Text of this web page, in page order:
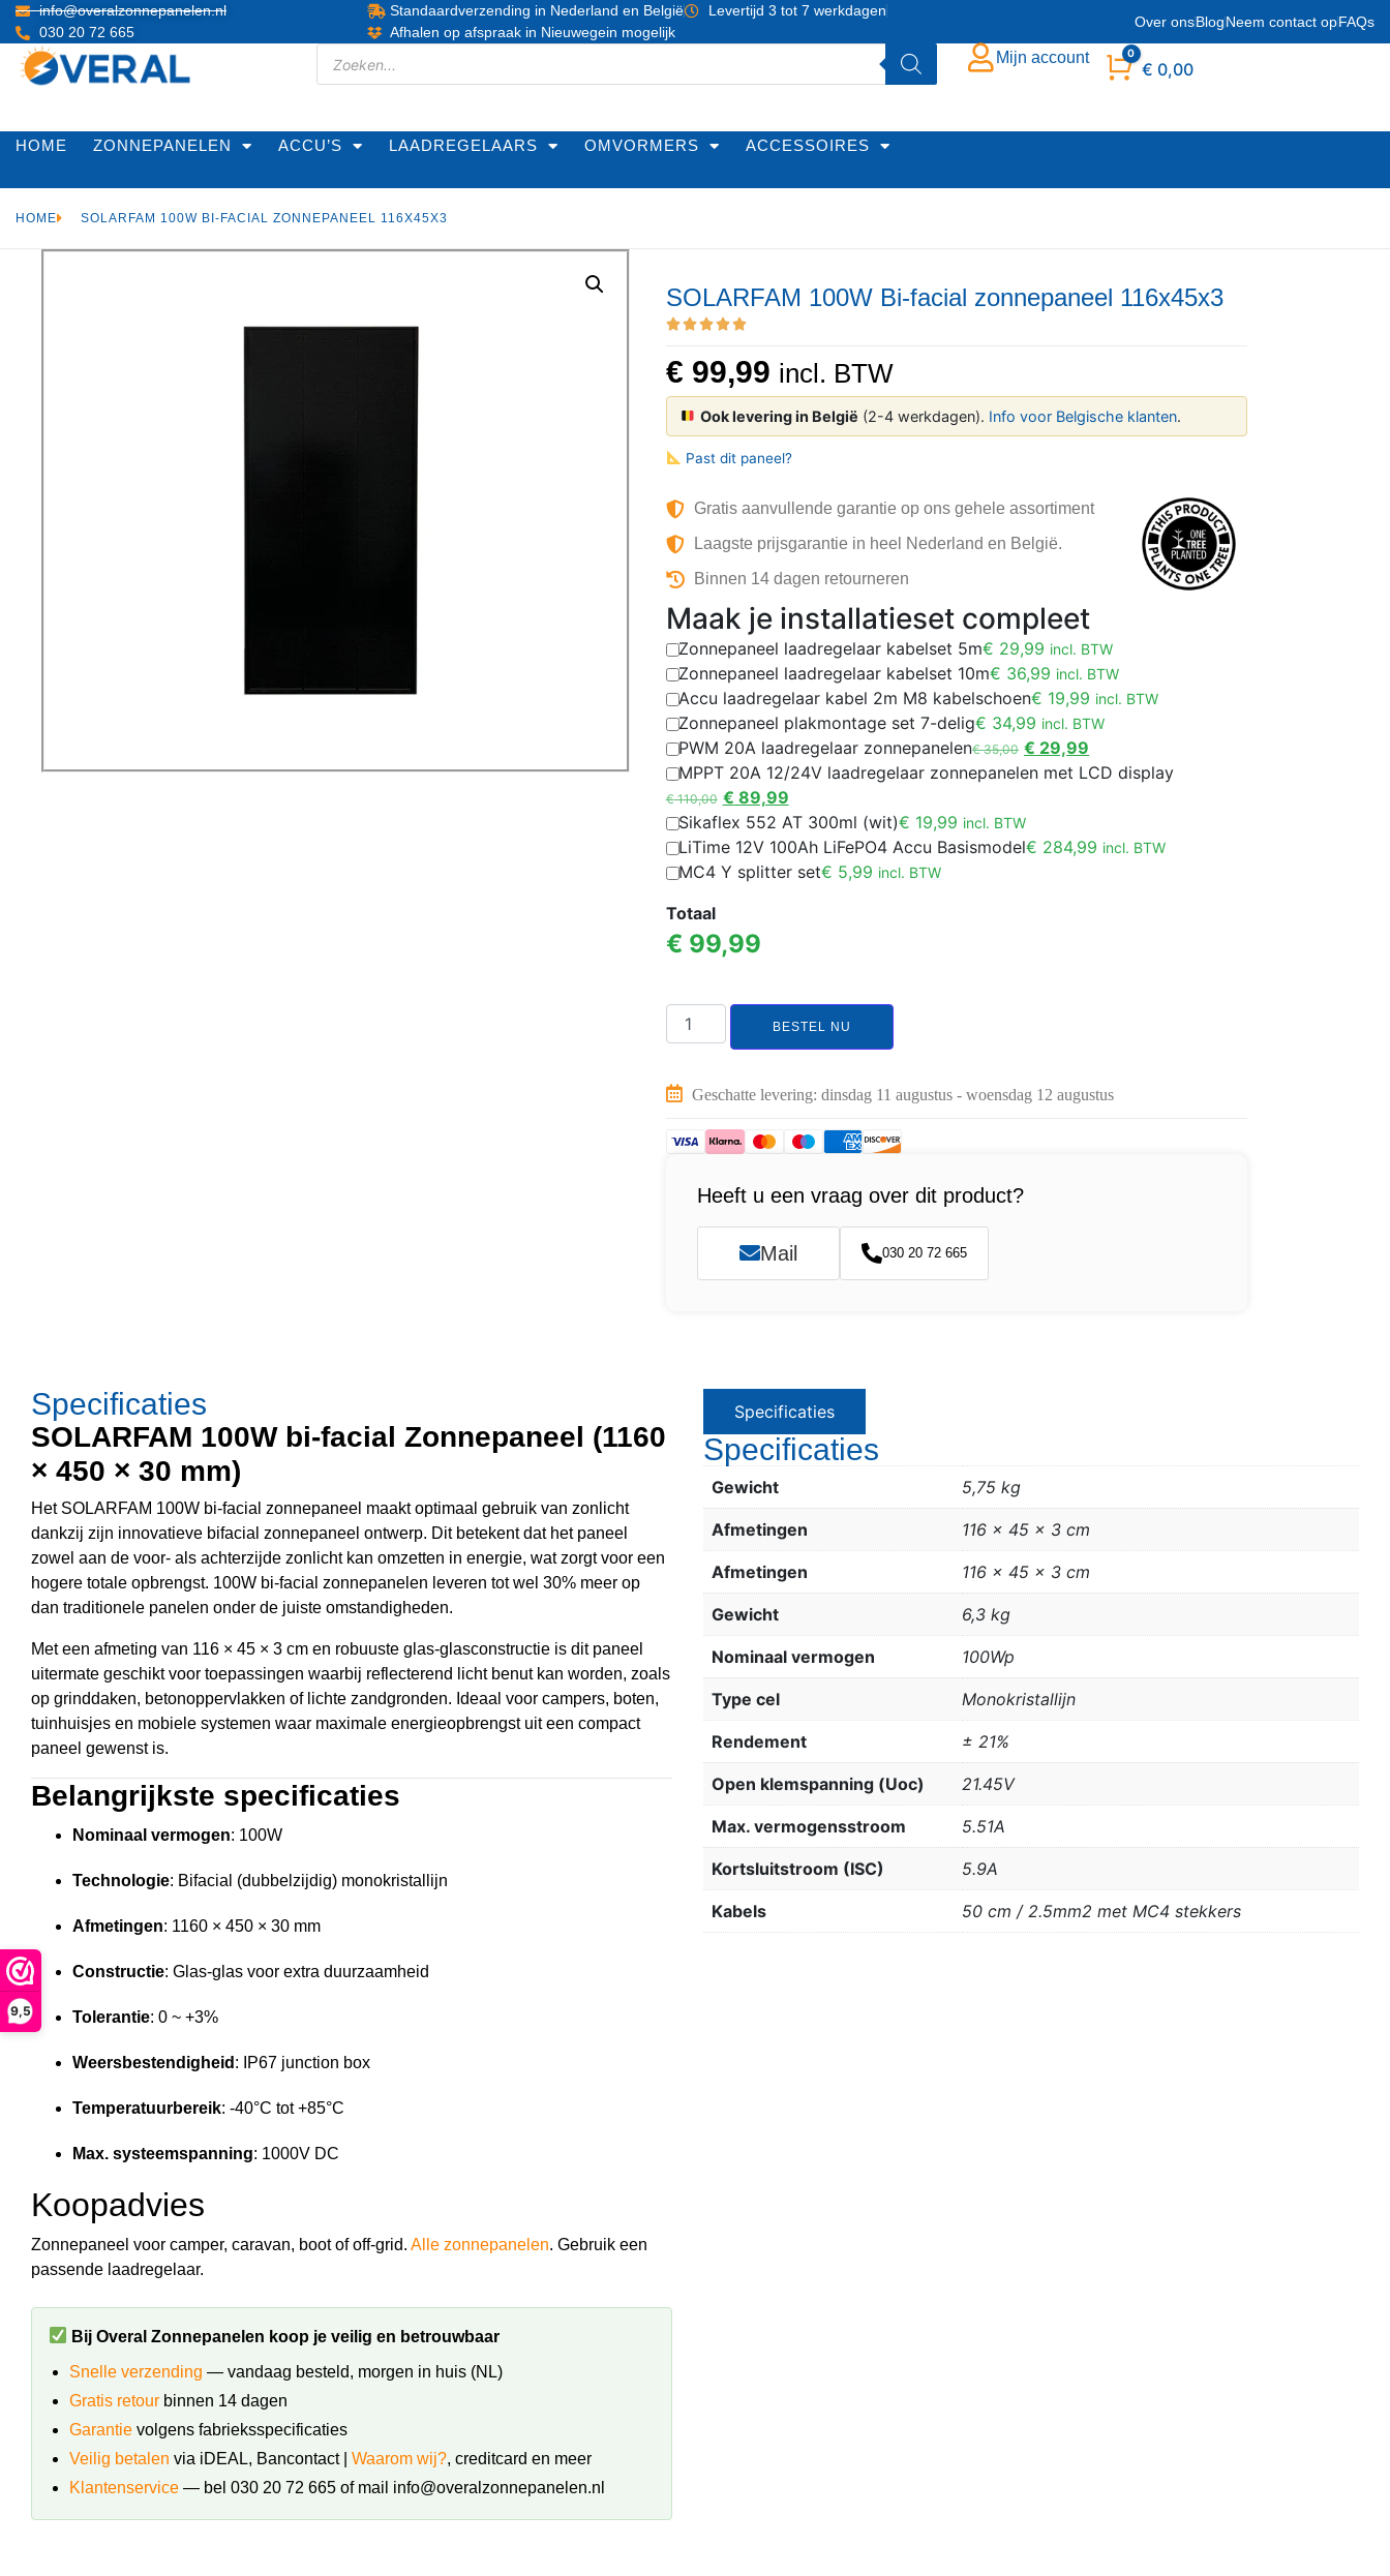
9,5
info@overalzonnepanelen.nl
030 20 72 665
Standaardverzending in Nederland en België
Levertijd 3 tot 7 werkdagen
Afhalen op afspraak in Nieuwegein mogelijk
Over onsBlogNeem contact opFAQs
Mijn account Winkelwagen
0
€ 0,00
HOME ZONNEPANELEN ACCU’S LAADREGELAARS OMVORMERS ACCESSOIRES
HOME SOLARFAM 100W BI-FACIAL ZONNEPANEEL 116X45X3
SOLARFAM 100W Bi-facial zonnepaneel 116x45x3
€ 99,99 incl. BTW
Ook levering in België (2-4 werkdagen). Info voor Belgische klanten.
Past dit paneel?
Gratis aanvullende garantie op ons gehele assortiment
Laagste prijsgarantie in heel Nederland en België.
Binnen 14 dagen retourneren
Maak je installatieset compleet
Zonnepaneel laadregelaar kabelset 5m€ 29,99 incl. BTW
Zonnepaneel laadregelaar kabelset 10m€ 36,99 incl. BTW
Accu laadregelaar kabel 2m M8 kabelschoen€ 19,99 incl. BTW
Zonnepaneel plakmontage set 7-delig€ 34,99 incl. BTW
PWM 20A laadregelaar zonnepanelen€35,00 € 29,99
MPPT 20A 12/24V laadregelaar zonnepanelen met LCD display
€110,00 € 89,99
Sikaflex 552 AT 300ml (wit)€ 19,99 incl. BTW
LiTime 12V 100Ah LiFePO4 Accu Basismodel€ 284,99 incl. BTW
MC4 Y splitter set€ 5,99 incl. BTW
Totaal
€ 99,99
BESTEL NU
Geschatte levering: dinsdag 11 augustus - woensdag 12 augustus
Heeft u een vraag over dit product?
Mail 030 20 72 665
Specificaties
SOLARFAM 100W bi-facial Zonnepaneel (1160
× 450 × 30 mm)
Het SOLARFAM 100W bi-facial zonnepaneel maakt optimaal gebruik van zonlicht
dankzij zijn innovatieve bifacial zonnepaneel ontwerp. Dit betekent dat het paneel
zowel aan de voor- als achterzijde zonlicht kan omzetten in energie, wat zorgt voor een
hogere totale opbrengst. 100W bi-facial zonnepanelen leveren tot wel 30% meer op
dan traditionele panelen onder de juiste omstandigheden.
Met een afmeting van 116 × 45 × 3 cm en robuuste glas-glasconstructie is dit paneel
uitermate geschikt voor toepassingen waarbij reflecterend licht benut kan worden, zoals
op grinddaken, betonoppervlakken of lichte zandgronden. Ideaal voor campers, boten,
tuinhuisjes en mobiele systemen waar maximale energieopbrengst uit een compact
paneel gewenst is.
Belangrijkste specificaties
Nominaal vermogen: 100W
Technologie: Bifacial (dubbelzijdig) monokristallijn
Afmetingen: 1160 × 450 × 30 mm
Constructie: Glas-glas voor extra duurzaamheid
Tolerantie: 0 ~ +3%
Weersbestendigheid : IP67 junction box
Temperatuurbereik: -40°C tot +85°C
Max. systeemspanning: 1000V DC
Koopadvies
Zonnepaneel voor camper, caravan, boot of off-grid. Alle zonnepanelen. Gebruik een
passende laadregelaar.
Bij Overal Zonnepanelen koop je veilig en betrouwbaar
Snelle verzending — vandaag besteld, morgen in huis (NL)
Gratis retour binnen 14 dagen
Garantie volgens fabrieksspecificaties
Veilig betalen via iDEAL, Bancontact | Waarom wij?, creditcard en meer
Klantenservice — bel 030 20 72 665 of mail info@overalzonnepanelen.nl
Specificaties
Specificaties
Gewicht 5,75 kg
Afmetingen 116 × 45 × 3 cm
Afmetingen 116 x 45 x 3 cm
Gewicht 6,3 kg
Nominaal vermogen 100Wp
Type cel Monokristallijn
Rendement ± 21%
Open klemspanning (Uoc) 21.45V
Max. vermogensstroom 5.51A
Kortsluitstroom (ISC) 5.9A
Kabels 50 cm / 2.5mm2 met MC4 stekkers